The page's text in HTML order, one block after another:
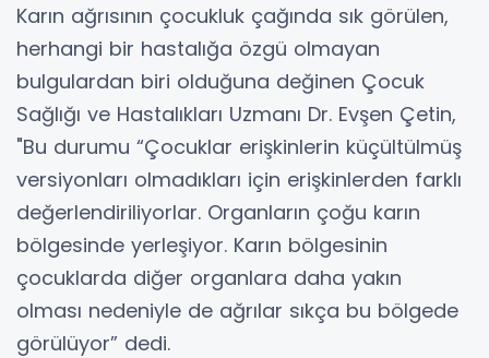
Karın ağrısının çocukluk çağında sık görülen,
herhangi bir hastalığa özgü olmayan
bulgulardan biri olduğuna değinen Çocuk
Sağlığı ve Hastalıkları Uzmanı Dr. Evşen Çetin,
"Bu durumu “Çocuklar erişkinlerin küçültülmüş
versiyonları olmadıkları için erişkinlerden farklı
değerlendiriliyorlar. Organların çoğu karın
bölgesinde yerleşiyor. Karın bölgesinin
çocuklarda diğer organlara daha yakın
olması nedeniyle de ağrılar sıkça bu bölgede
görülüyor” dedi.